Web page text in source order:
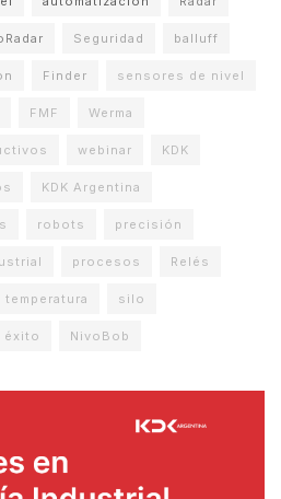
Seguridad balluff
Finder sensores de nivel
FMF Werma
webinar KDK
KDK Argentina
robots precisión
procesos Relés
temperatura silo
éxito NivoBob